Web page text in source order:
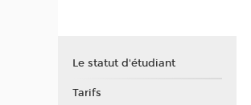
Le statut d'étudiant
Tarifs